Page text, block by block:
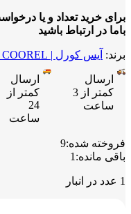
برای خرید تعداد و یا
باما در ارتباط باشید
برند: آیس کورل | ICE COOREL
ارسال
کمتر از 3
ساعت
ارسال
کمتر از
24
ساعت
فروخته شده:9
باقی مانده: 1
1 عدد در انبار